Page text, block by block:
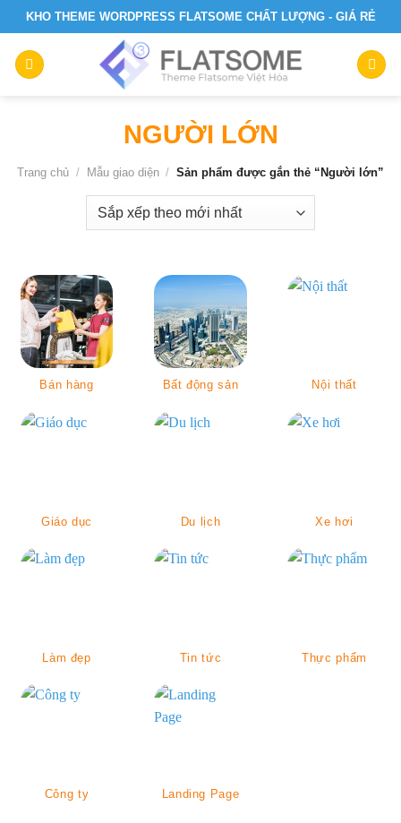
Skip
to
content
KHO THEME WORDPRESS FLATSOME CHẤT LƯỢNG - GIÁ RẺ
NGƯỜI LỚN
Trang chủ / Mẫu giao diện / Sản phẩm được gắn thẻ “Người lớn”
Bán hàng Bất động sản Nội thất
Giáo dục Du lịch Xe hơi
Làm đẹp Tin tức Thực phẩm
Công ty Landing Page